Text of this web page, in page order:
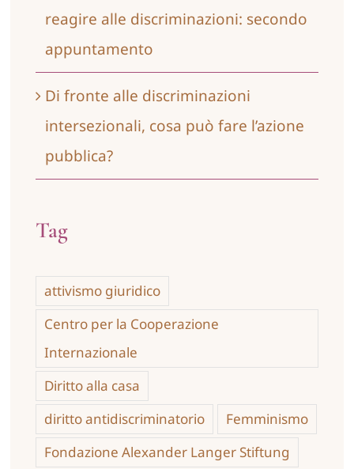
reagire alle discriminazioni: secondo
appuntamento
Di fronte alle discriminazioni
intersezionali, cosa può fare l’azione
pubblica?
Tag
attivismo giuridico
Centro per la Cooperazione
Internazionale
Diritto alla casa
diritto antidiscriminatorio
Femminismo
Fondazione Alexander Langer Stiftung